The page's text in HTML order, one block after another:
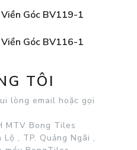
Góc BV119-1
Góc BV116-1
TÔI
lòng email hoặc gọi
MTV Bong Tiles
, TP. Quảng Ngãi ,